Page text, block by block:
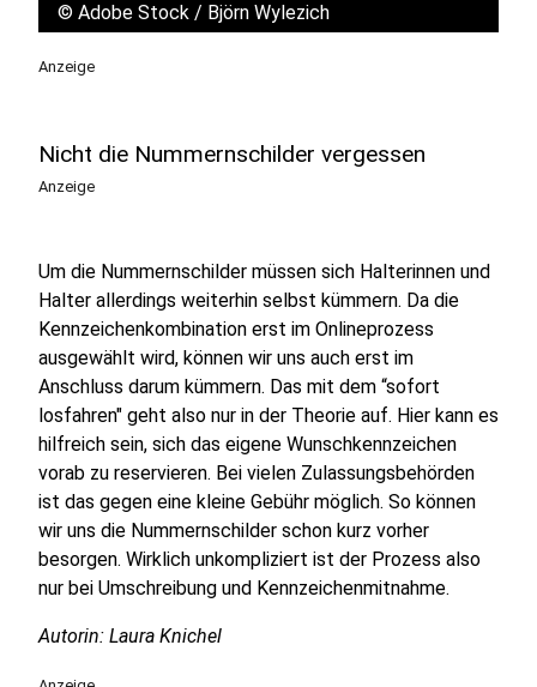
© Adobe Stock / Björn Wylezich
Anzeige
Nicht die Nummernschilder vergessen
Anzeige
Um die Nummernschilder müssen sich Halterinnen und
Halter allerdings weiterhin selbst kümmern. Da die
Kennzeichenkombination erst im Onlineprozess
ausgewählt wird, können wir uns auch erst im
Anschluss darum kümmern. Das mit dem “sofort
losfahren" geht also nur in der Theorie auf. Hier kann es
hilfreich sein, sich das eigene Wunschkennzeichen
vorab zu reservieren. Bei vielen Zulassungsbehörden
ist das gegen eine kleine Gebühr möglich. So können
wir uns die Nummernschilder schon kurz vorher
besorgen. Wirklich unkompliziert ist der Prozess also
nur bei Umschreibung und Kennzeichenmitnahme.
Autorin: Laura Knichel